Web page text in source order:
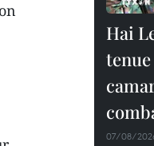
Hai
tenue
07/08/